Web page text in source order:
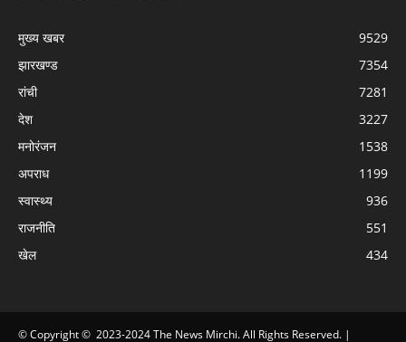
मुख्य खबर
9529
झारखण्ड
7354
रांची
7281
देश
3227
मनोरंजन
1538
अपराध
1199
स्वास्थ्य
936
राजनीति
551
खेल
434
© Copyright © 2023-2024 The News Mirchi. All Rights Reserved. |